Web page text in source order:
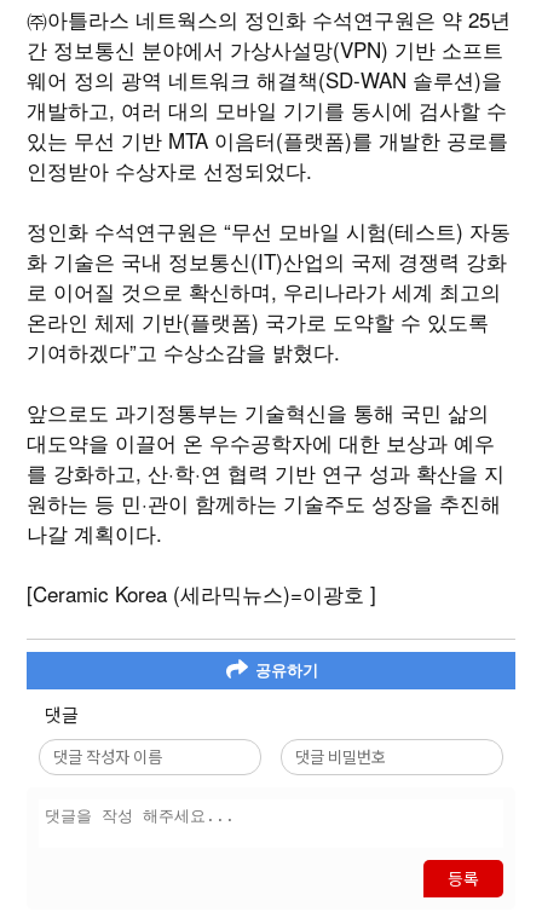
㈜아틀라스 네트웍스의 정인화 수석연구원은 약 25년
간 정보통신 분야에서 가상사설망(VPN) 기반 소프트
웨어 정의 광역 네트워크 해결책(SD-WAN 솔루션)을
개발하고, 여러 대의 모바일 기기를 동시에 검사할 수
있는 무선 기반 MTA 이음터(플랫폼)를 개발한 공로를
인정받아 수상자로 선정되었다.
정인화 수석연구원은 “무선 모바일 시험(테스트) 자동
화 기술은 국내 정보통신(IT)산업의 국제 경쟁력 강화
로 이어질 것으로 확신하며, 우리나라가 세계 최고의
온라인 체제 기반(플랫폼) 국가로 도약할 수 있도록
기여하겠다”고 수상소감을 밝혔다.
앞으로도 과기정통부는 기술혁신을 통해 국민 삶의
대도약을 이끌어 온 우수공학자에 대한 보상과 예우
를 강화하고, 산·학·연 협력 기반 연구 성과 확산을 지
원하는 등 민·관이 함께하는 기술주도 성장을 추진해
나갈 계획이다.
[Ceramic Korea (세라믹뉴스)=이광호 ]
공유하기
댓글
등록